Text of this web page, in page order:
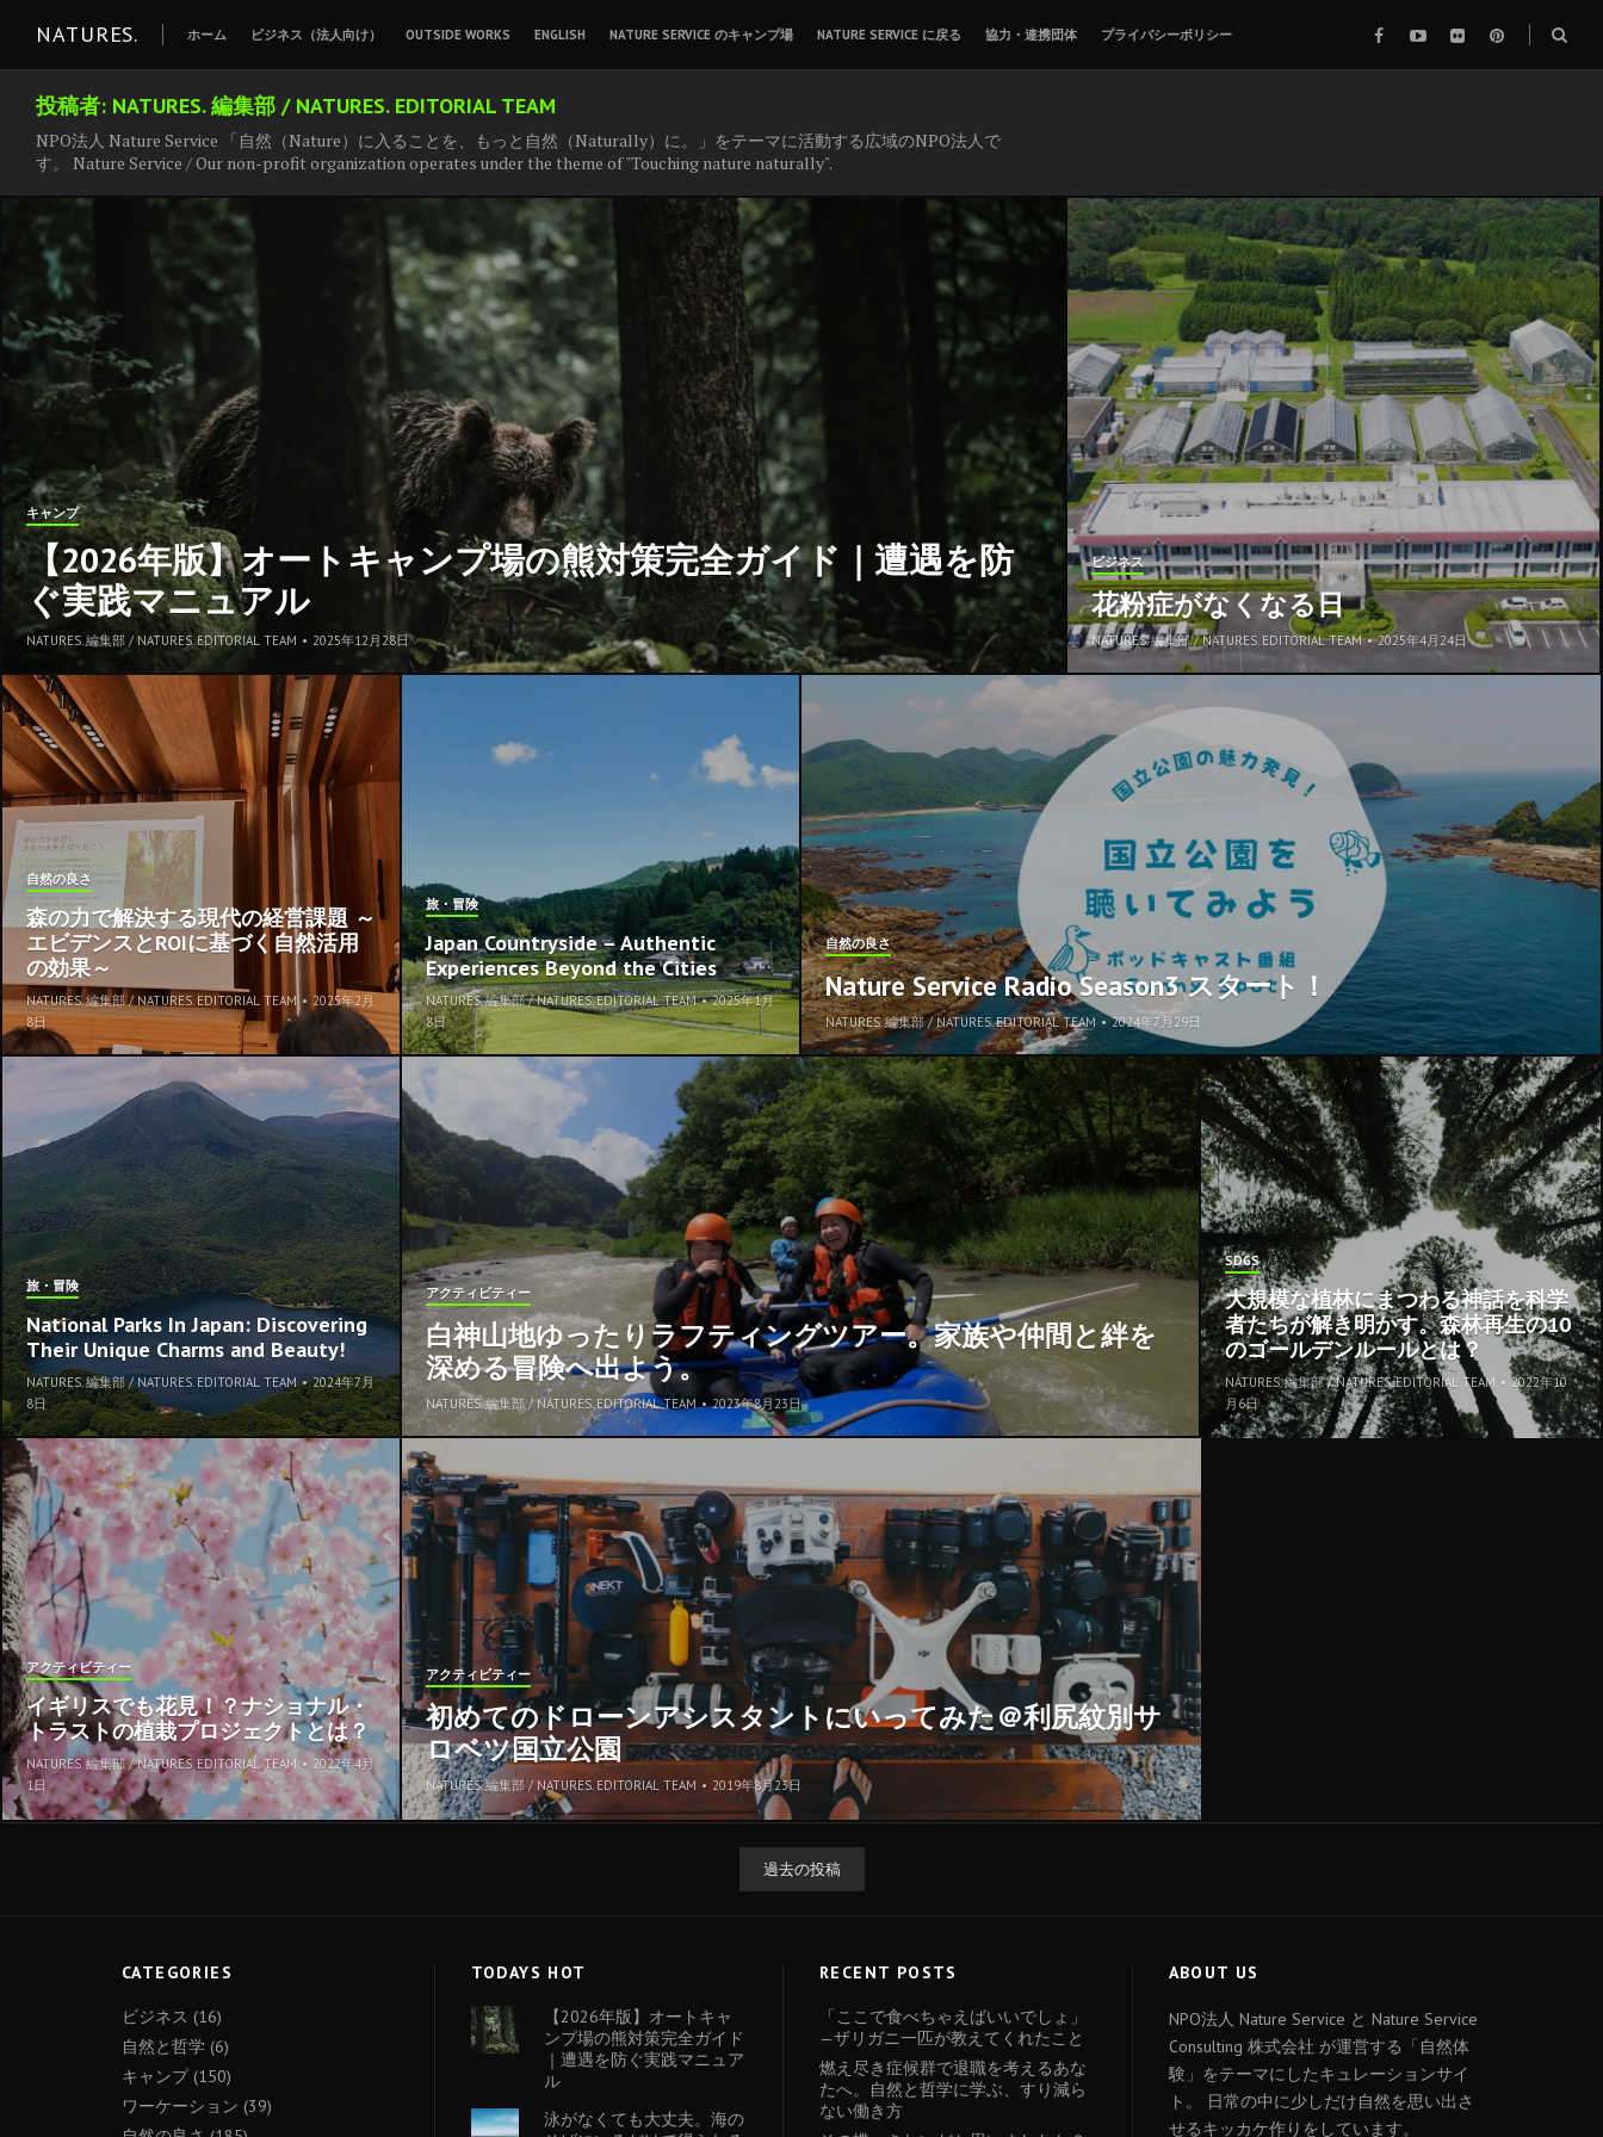
NATURES. ホーム ビジネス（法人向け） OUTSIDE WORKS ENGLISH NATURE SERVICE のキャンプ場 NATURE SERVICE に戻る 協力・連携団体 プライバシーポリシー FacebookYouTube
flickr pinterest
ボ
投稿者: NATURES. 編集部 / NATURES. EDITORIAL TEAM
NPO法人 Nature Service 「自然（Nature）に入ることを、もっと自然（Naturally）に。」をテーマに活動する広域のNPO法人で
す。 Nature Service / Our non-profit organization operates under the theme of "Touching nature naturally".
キャンプ
【2026年版】オートキャンプ場の熊対策完全ガイド｜遭遇を防
ぐ実践マニュアル
NATURES. 編集部 / NATURES. EDITORIAL TEAM • 2025年12月28日
ビジネス
花粉症がなくなる日
NATURES. 編集部 / NATURES. EDITORIAL TEAM • 2025年4月24日
自然の良さ
森の力で解決する現代の経営課題 ～
エビデンスとROIに基づく自然活用
の効果～
NATURES. 編集部 / NATURES. EDITORIAL TEAM • 2025年2月
8日
旅・冒険
Japan Countryside – Authentic
Experiences Beyond the Cities
NATURES. 編集部 / NATURES. EDITORIAL TEAM • 2025年1月
8日
自然の良さ
Nature Service Radio Season3 スタート！
NATURES. 編集部 / NATURES. EDITORIAL TEAM • 2024年7月29日
旅・冒険
National Parks In Japan: Discovering
Their Unique Charms and Beauty!
NATURES. 編集部 / NATURES. EDITORIAL TEAM • 2024年7月
8日
アクティビティー
白神山地ゆったりラフティングツアー。家族や仲間と絆を
深める冒険へ出よう。
NATURES. 編集部 / NATURES. EDITORIAL TEAM • 2023年8月23日
SDGS
大規模な植林にまつわる神話を科学
者たちが解き明かす。森林再生の10
のゴールデンルールとは？
NATURES. 編集部 / NATURES. EDITORIAL TEAM • 2022年10
月6日
アクティビティー
イギリスでも花見！？ナショナル・
トラストの植栽プロジェクトとは？
NATURES. 編集部 / NATURES. EDITORIAL TEAM • 2022年4月
1日
アクティビティー
初めてのドローンアシスタントにいってみた＠利尻紋別サ
ロベツ国立公園
NATURES. 編集部 / NATURES. EDITORIAL TEAM • 2019年8月23日
過去の投稿
CATEGORIES
ビジネス (16)
自然と哲学 (6)
キャンプ(150)
ワーケーション (39)
TODAYS HOT
【2026年版】オートキャ
ンプ場の熊対策完全ガイド
｜遭遇を防ぐ実践マニュア
ル
泳がなくても大丈夫。海の
RECENT POSTS
「ここで食べちゃえばいいでしょ」
—ザリガニ一匹が教えてくれたこと
燃え尽き症候群で退職を考えるあな
たへ。自然と哲学に学ぶ、すり減ら
ない働き方
ABOUT US
NPO法人 Nature Service と Nature Service
Consulting 株式会社 が運営する「自然体
験」をテーマにしたキュレーションサイ
ト。 日常の中に少しだけ自然を思い出さ
せるキッカケ作りをしています。